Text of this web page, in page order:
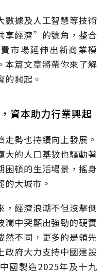
數據及人工智慧等技術
享經濟”的號角，整合
市場延伸出新商業模
本篇文章將帶你來了解
興起。
資本助力行業興起
勢也持續向上發展。
大的人口基數也驅動著
困頓的生活場景，搖身
大城市。
，經濟浪潮不但沒擊倒
瀾中突顯出強勁的硬實
然不同，更多的是領先
政府大力支持中國建設
國製造2025年及十九